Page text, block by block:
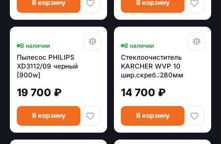
В корзину В корзину
В наличии
Пылесос PHILIPS
XD3112/09 черный
[900w]
19 700 ₽
В корзину
В наличии
Стеклоочиститель
KARCHER WVP 10
шир.скреб.:280мм
желтый
14 700 ₽
В корзину